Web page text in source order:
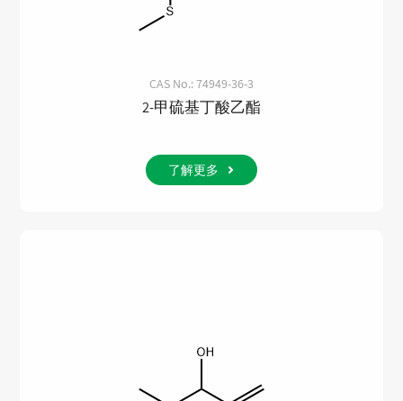
CAS No.: 74949-36-3
2-甲硫基丁酸乙酯
了解更多